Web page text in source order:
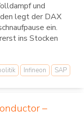
und
legt der DAX
ein.
ins Stocken
Infineon SAP
–